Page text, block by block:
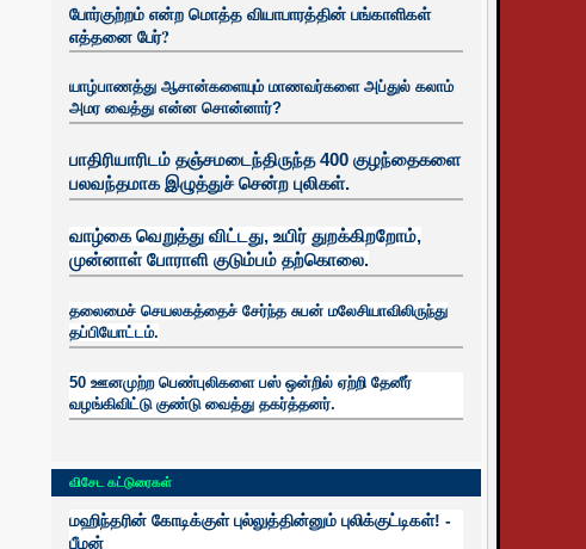
போர்குற்றம் என்ற மொத்த வியாபாரத்தின் பங்காளிகள்
எத்தனை பேர்?
யாழ்பாணத்து ஆசான்களையும் மாணவர்களை அப்துல் கலாம்
அமர வைத்து என்ன சொன்னார்?
பாதிரியாரிடம் தஞ்சமடைந்திருந்த 400 குழந்தைகளை
பலவந்தமாக இழுத்துச் சென்ற புலிகள்.
வாழ்கை வெறுத்து விட்டது, உயிர் துறக்கிறறோம்,
முன்னாள் போராளி குடும்பம் தற்கொலை.
தலைமைச் செயலகத்தைச் சேர்ந்த சுபன் மலேசியாவிலிருந்து
தப்பியோட்டம்.
50 ஊனமுற்ற பெண்புலிகளை பஸ் ஒன்றில் ஏற்றி தேனீர்
வழங்கிவிட்டு குண்டு வைத்து தகர்த்தனர்.
விசேட கட்டுரைகள்
மஹிந்தரின் கோடிக்குள் புல்லுத்தின்னும் புலிக்குட்டிகள்! -
பீமன்